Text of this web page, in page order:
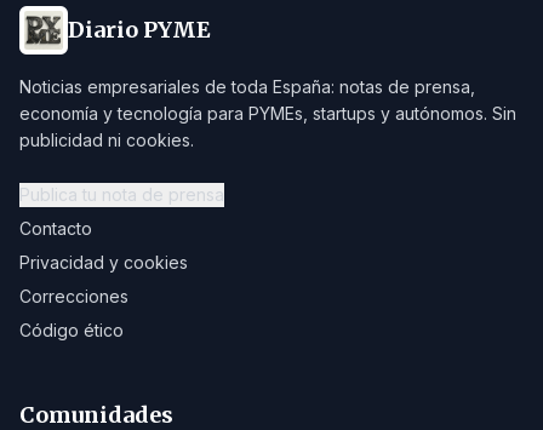
Diario PYME
Noticias empresariales de toda España: notas de prensa,
economía y tecnología para PYMEs, startups y autónomos. Sin
publicidad ni cookies.
Publica tu nota de prensa
Contacto
Privacidad y cookies
Correcciones
Código ético
Comunidades